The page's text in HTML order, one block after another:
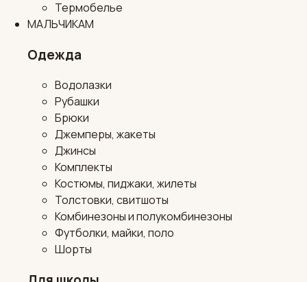
Термобелье
МАЛЬЧИКАМ
Одежда
Водолазки
Рубашки
Брюки
Джемперы, жакеты
Джинсы
Комплекты
Костюмы, пиджаки, жилеты
Толстовки, свитшоты
Комбинезоны и полукомбинезоны
Футболки, майки, поло
Шорты